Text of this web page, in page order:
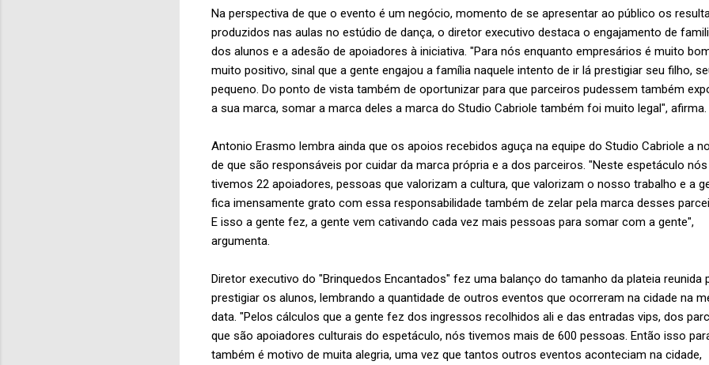
Na perspectiva de que o evento é um negócio, momento de se apresentar ao público os
produzidos nas aulas no estúdio de dança, o diretor executivo destaca o engajamento de
dos alunos e a adesão de apoiadores à iniciativa. "Para nós enquanto empresários é muito
muito positivo, sinal que a gente engajou a família naquele intento de ir lá prestigiar seu filho,
pequeno. Do ponto de vista também de oportunizar para que parceiros pudessem também
a sua marca, somar a marca deles a marca do Studio Cabriole também foi muito legal", afirma.
Antonio Erasmo lembra ainda que os apoios recebidos aguça na equipe do Studio Cabriole a
de que são responsáveis por cuidar da marca própria e a dos parceiros. "Neste espetáculo nós
tivemos 22 apoiadores, pessoas que valorizam a cultura, que valorizam o nosso trabalho e a
fica imensamente grato com essa responsabilidade também de zelar pela marca desses
E isso a gente fez, a gente vem cativando cada vez mais pessoas para somar com a gente",
argumenta.
Diretor executivo do "Brinquedos Encantados" fez uma balanço do tamanho da plateia reunida
prestigiar os alunos, lembrando a quantidade de outros eventos que ocorreram na cidade na
data. "Pelos cálculos que a gente fez dos ingressos recolhidos ali e das entradas vips, dos
que são apoiadores culturais do espetáculo, nós tivemos mais de 600 pessoas. Então isso
também é motivo de muita alegria, uma vez que tantos outros eventos aconteciam na cidade,